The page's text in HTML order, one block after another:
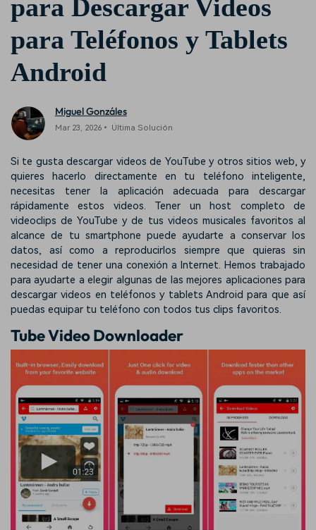
para Descargar Videos
para Teléfonos y Tablets
Android
Miguel Gonzáles
Mar 23, 2026• Última Solución
Si te gusta descargar videos de YouTube y otros sitios web, y
quieres hacerlo directamente en tu teléfono inteligente,
necesitas tener la aplicación adecuada para descargar
rápidamente estos videos. Tener un host completo de
videoclips de YouTube y de tus videos musicales favoritos al
alcance de tu smartphone puede ayudarte a conservar los
datos, así como a reproducirlos siempre que quieras sin
necesidad de tener una conexión a Internet. Hemos trabajado
para ayudarte a elegir algunas de las mejores aplicaciones para
descargar videos en teléfonos y tablets Android para que así
puedas equipar tu teléfono con todos tus clips favoritos.
Tube Video Downloader